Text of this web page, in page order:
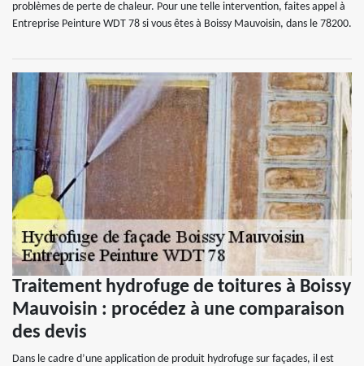
problèmes de perte de chaleur. Pour une telle intervention, faites appel à
Entreprise Peinture WDT 78 si vous êtes à Boissy Mauvoisin, dans le 78200.
Traitement hydrofuge de toitures à Boissy
Mauvoisin : procédez à une comparaison
des devis
Dans le cadre d’une application de produit hydrofuge sur façades, il est